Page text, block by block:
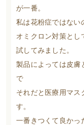
が一番。
私は花粉症ではない
オミクロン対策とし
試してみました。
製品によっては皮膚
で
それだと医療用マス
す。
一番きつくて良かっ